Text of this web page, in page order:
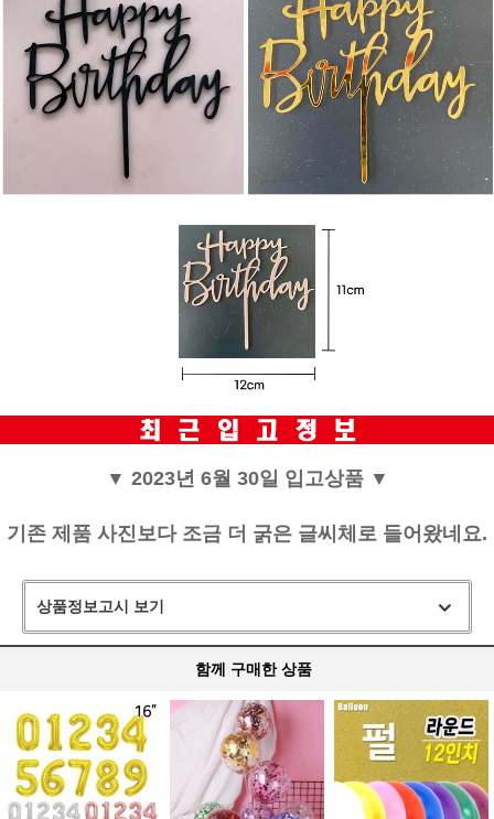
▼ 2023년 6월 30일 입고상품 ▼
기존 제품 사진보다 조금 더 굵은 글씨체로 들어왔네요.
상품정보고시 보기
함께 구매한 상품